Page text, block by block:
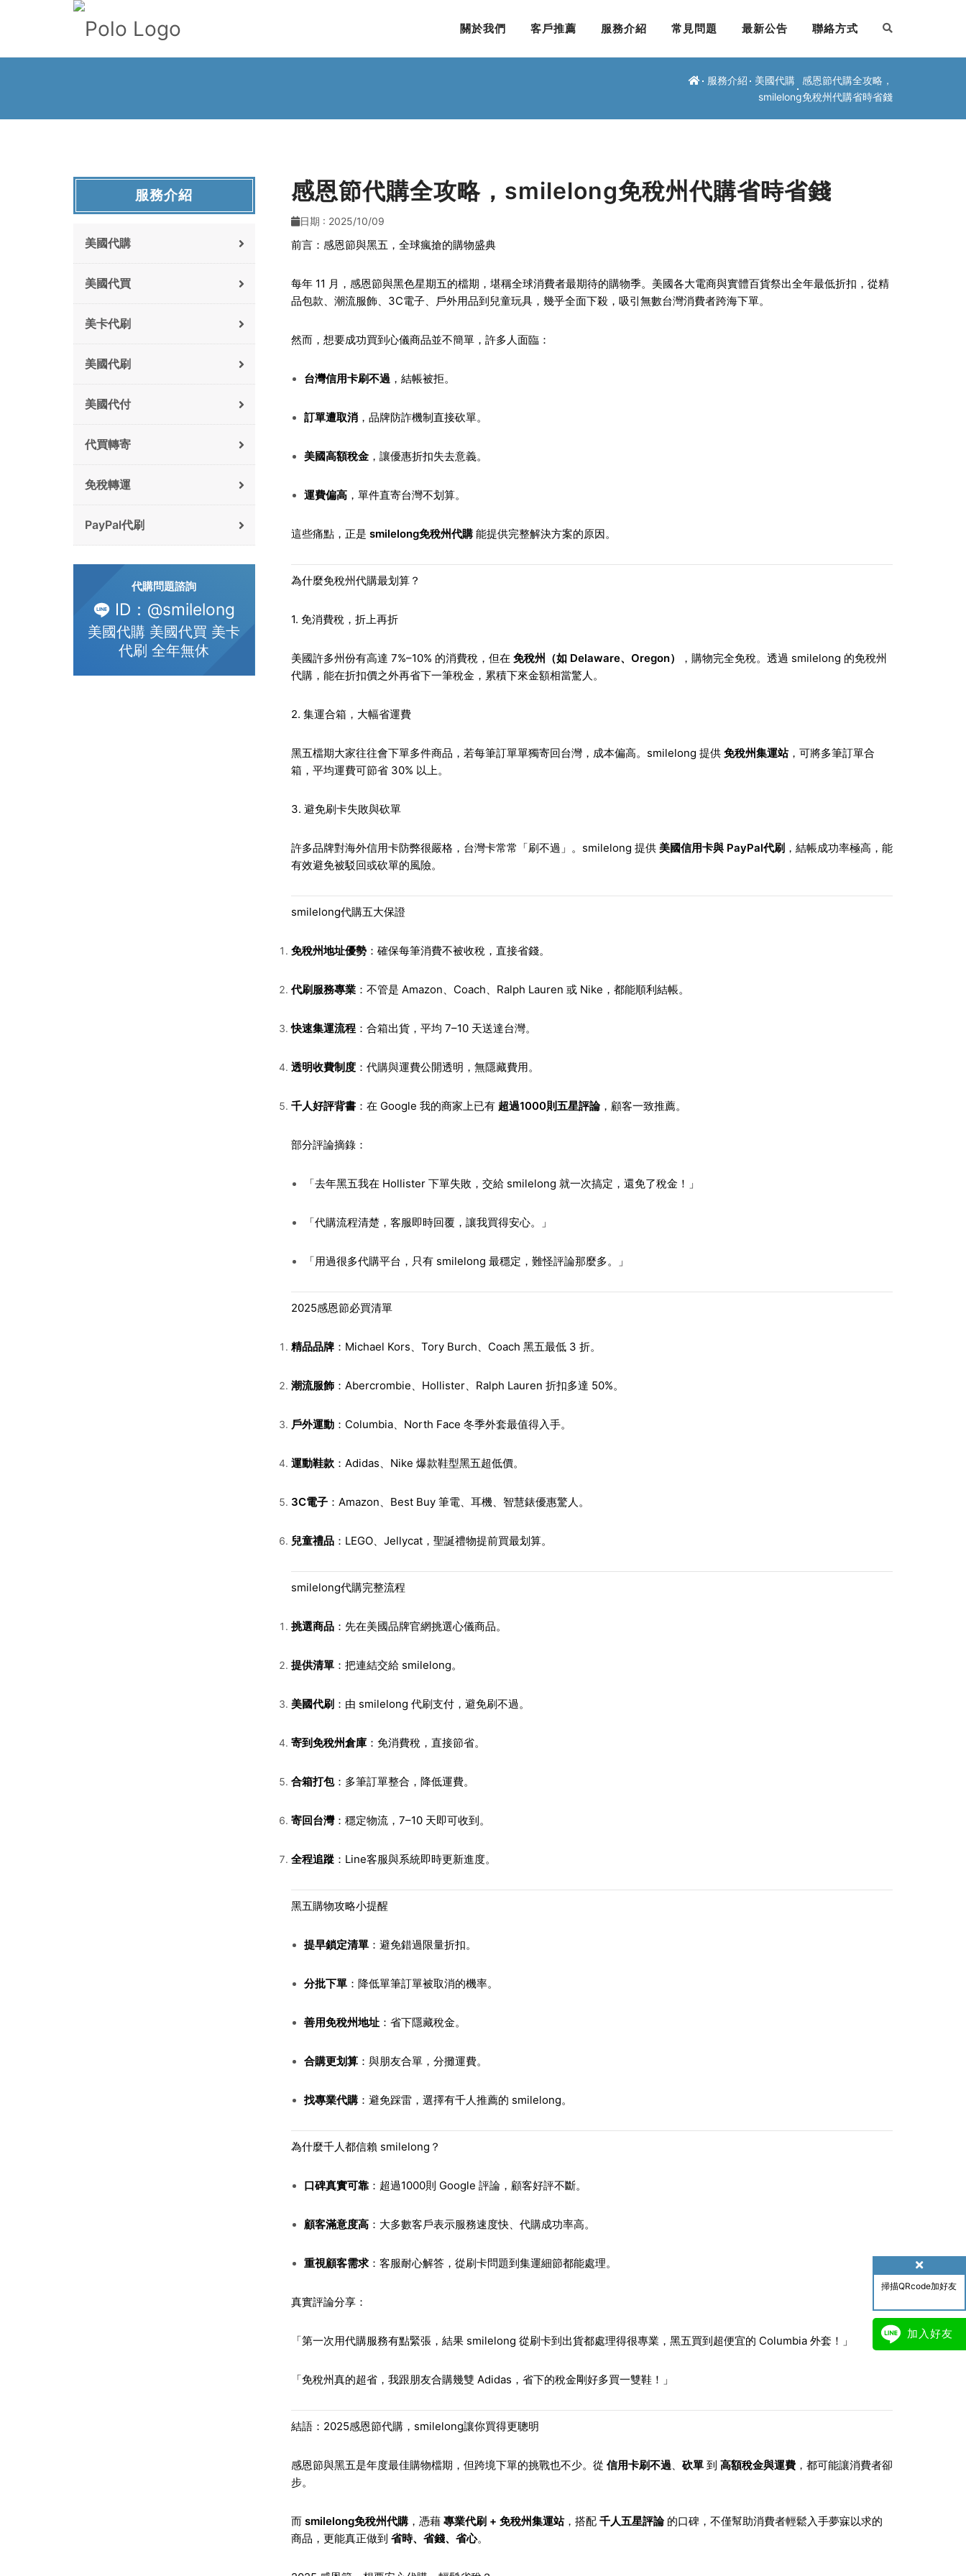
掃描QRcode加好友
加入好友
關於我們 客戶推薦 服務介紹 常見問題 最新公告 聯絡方式
服務介紹 美國代購
感恩節代購全攻略，
smilelong免稅州代購省時省錢
感恩節代購全攻略，smilelong免稅州代購省時省錢
日期 : 2025/10/09
前言：感恩節與黑五，全球瘋搶的購物盛典
每年 11 月，感恩節與黑色星期五的檔期，堪稱全球消費者最期待的購物季。美國各大電商與實體百貨祭出全年最低折扣，從精
品包款、潮流服飾、3C電子、戶外用品到兒童玩具，幾乎全面下殺，吸引無數台灣消費者跨海下單。
然而，想要成功買到心儀商品並不簡單，許多人面臨：
台灣信用卡刷不過，結帳被拒。
訂單遭取消，品牌防詐機制直接砍單。
美國高額稅金，讓優惠折扣失去意義。
運費偏高，單件直寄台灣不划算。
這些痛點，正是 smilelong免稅州代購能提供完整解決方案的原因。
為什麼免稅州代購最划算？
1. 免消費稅，折上再折
美國許多州份有高達 7%–10% 的消費稅，但在 免稅州（如 Delaware、Oregon）
，購物完全免稅。透過 smilelong 的免稅州
代購，能在折扣價之外再省下一筆稅金，累積下來金額相當驚人。
2. 集運合箱，大幅省運費
黑五檔期大家往往會下單多件商品，若每筆訂單單獨寄回台灣，成本偏高。smilelong 提供 免稅州集運站，可將多筆訂單合
箱，平均運費可節省 30% 以上。
3. 避免刷卡失敗與砍單
許多品牌對海外信用卡防弊很嚴格，台灣卡常常「刷不過」。smilelong 提供 美國信用卡與 PayPal代刷，結帳成功率極高，能
有效避免被駁回或砍單的風險。
smilelong代購五大保證
免稅州地址優勢：確保每筆消費不被收稅，直接省錢。
代刷服務專業：不管是 Amazon、Coach、Ralph Lauren 或 Nike，都能順利結帳。
快速集運流程：合箱出貨，平均 7–10 天送達台灣。
透明收費制度：代購與運費公開透明，無隱藏費用。
千人好評背書：在 Google 我的商家上已有 超過1000則五星評論，顧客一致推薦。
部分評論摘錄：
「去年黑五我在 Hollister 下單失敗，交給 smilelong 就一次搞定，還免了稅金！」
「代購流程清楚，客服即時回覆，讓我買得安心。」
「用過很多代購平台，只有 smilelong 最穩定，難怪評論那麼多。」
2025感恩節必買清單
精品品牌：Michael Kors、Tory Burch、Coach 黑五最低 3 折。
潮流服飾：Abercrombie、Hollister、Ralph Lauren 折扣多達 50%。
戶外運動：Columbia、North Face 冬季外套最值得入手。
運動鞋款：Adidas、Nike 爆款鞋型黑五超低價。
3C電子：Amazon、Best Buy 筆電、耳機、智慧錶優惠驚人。
兒童禮品：LEGO、Jellycat，聖誕禮物提前買最划算。
smilelong代購完整流程
挑選商品：先在美國品牌官網挑選心儀商品。
提供清單：把連結交給 smilelong。
美國代刷：由 smilelong 代刷支付，避免刷不過。
寄到免稅州倉庫：免消費稅，直接節省。
合箱打包：多筆訂單整合，降低運費。
寄回台灣：穩定物流，7–10 天即可收到。
全程追蹤：Line客服與系統即時更新進度。
黑五購物攻略小提醒
提早鎖定清單：避免錯過限量折扣。
分批下單：降低單筆訂單被取消的機率。
善用免稅州地址：省下隱藏稅金。
合購更划算：與朋友合單，分攤運費。
找專業代購：避免踩雷，選擇有千人推薦的 smilelong。
為什麼千人都信賴 smilelong？
口碑真實可靠：超過1000則 Google 評論，顧客好評不斷。
顧客滿意度高：大多數客戶表示服務速度快、代購成功率高。
重視顧客需求：客服耐心解答，從刷卡問題到集運細節都能處理。
真實評論分享：
「第一次用代購服務有點緊張，結果 smilelong 從刷卡到出貨都處理得很專業，黑五買到超便宜的 Columbia 外套！」
「免稅州真的超省，我跟朋友合購幾雙 Adidas，省下的稅金剛好多買一雙鞋！」
結語：2025感恩節代購，smilelong讓你買得更聰明
感恩節與黑五是年度最佳購物檔期，但跨境下單的挑戰也不少。從 信用卡刷不過、 砍單到 高額稅金與運費，都可能讓消費者卻
步。
而 smilelong免稅州代購，憑藉 專業代刷 + 免稅州集運站，搭配 千人五星評論的口碑，不僅幫助消費者輕鬆入手夢寐以求的
商品，更能真正做到 省時、省錢、省心。
服務介紹
美國代購
美國代買
美卡代刷
美國代刷
美國代付
代買轉寄
免稅轉運
PayPal代刷
代購問題諮詢
ID：@smilelong
美國代購 美國代買 美卡
代刷 全年無休